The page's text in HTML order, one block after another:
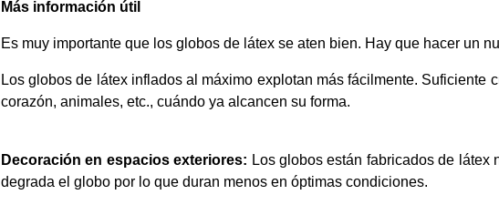
Más información útil
Es muy importante que los globos de látex se aten bien. Hay que hacer un
Los globos de látex inflados al máximo explotan más fácilmente.
corazón, animales, etc., cuándo ya alcancen su forma.
Decoración en espacios exteriores: Los globos están fabricados de
degrada el globo por lo que duran menos en óptimas condiciones.